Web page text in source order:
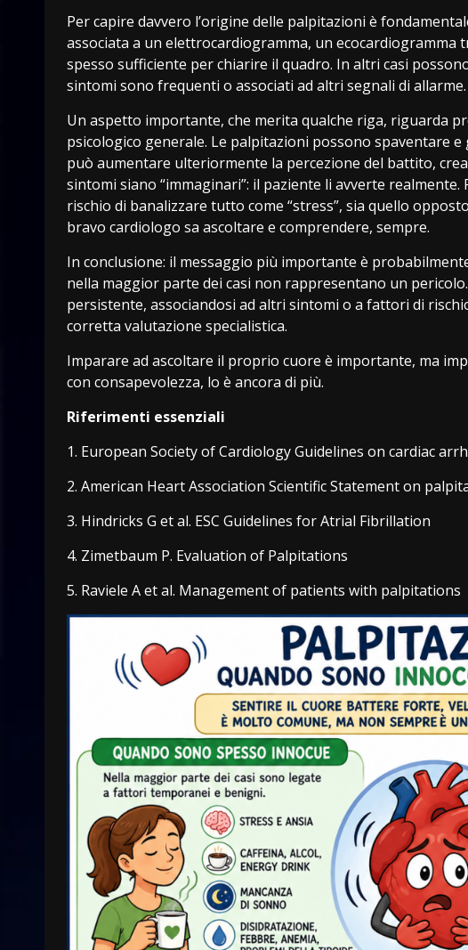
Per capire davvero l’origine delle palpitazioni è
associata a un elettrocardiogramma, un ecocardiogramma
spesso sufficiente per chiarire il quadro. In altri casi
sintomi sono frequenti o associati ad altri segnali di allarme.
Un aspetto importante, che merita qualche riga, riguarda
psicologico generale. Le palpitazioni possono spaventare
può aumentare ulteriormente la percezione del battito,
sintomi siano “immaginari”: il paziente li avverte
rischio di banalizzare tutto come “stress”, sia quello
bravo cardiologo sa ascoltare e comprendere, sempre.
In conclusione: il messaggio più importante è
nella maggior parte dei casi non rappresentano un
persistente, associandosi ad altri sintomi o a fattori di
corretta valutazione specialistica.
Imparare ad ascoltare il proprio cuore è importante, ma
con consapevolezza, lo è ancora di più.
Riferimenti essenziali
1. European Society of Cardiology Guidelines on cardiac
2. American Heart Association Scientific Statement on
3. Hindricks G et al. ESC Guidelines for Atrial Fibrillation
4. Zimetbaum P. Evaluation of Palpitations
5. Raviele A et al. Management of patients with palpitations